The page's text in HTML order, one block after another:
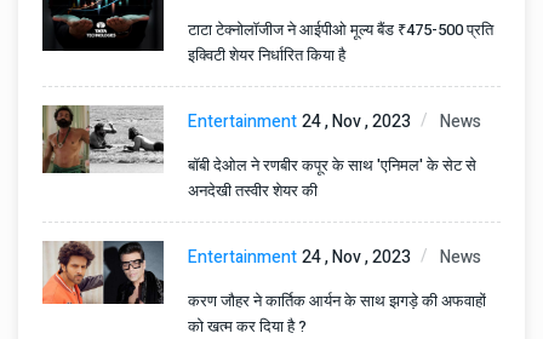
टाटा टेक्नोलॉजीज ने आईपीओ मूल्य बैंड ₹475-500 प्रति
इक्विटी शेयर निर्धारित किया है
Entertainment24 , Nov , 2023 News
बॉबी देओल ने रणबीर कपूर के साथ 'एनिमल' के सेट से
अनदेखी तस्वीर शेयर की
Entertainment24 , Nov , 2023 News
करण जौहर ने कार्तिक आर्यन के साथ झगड़े की अफवाहों
को खत्म कर दिया है ?